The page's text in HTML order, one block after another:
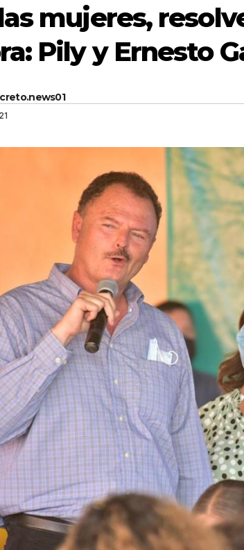
mujeres,
Pily y Ernesto